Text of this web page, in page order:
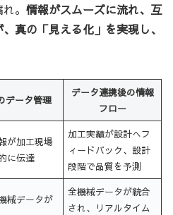
。 情報がスムーズに流れ、互
真の「見える化」を実現し、
データ管理
データ連携後の情報
フロー
が加工現場
に伝達
加工実績が設計へフ
ィードバック、設計
段階で品質を予測
械データが
全機械データが統合
され、リアルタイム